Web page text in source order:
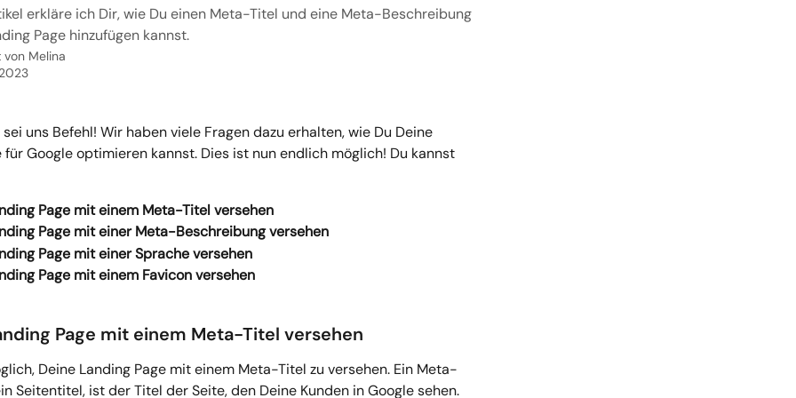
erkläre ich Dir, wie Du einen Meta-Titel und eine Meta-Beschreibung
Page hinzufügen kannst.
von Melina
uns Befehl! Wir haben viele Fragen dazu erhalten, wie Du Deine
für Google optimieren kannst. Dies ist nun endlich möglich! Du kannst
Page mit einem Meta-Titel versehen
Page mit einer Meta-Beschreibung versehen
Page mit einer Sprache versehen
Page mit einem Favicon versehen
Page mit einem Meta-Titel versehen
Deine Landing Page mit einem Meta-Titel zu versehen. Ein Meta-
Seitentitel, ist der Titel der Seite, den Deine Kunden in Google sehen.